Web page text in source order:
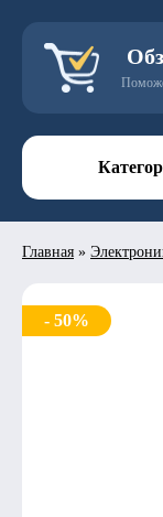
Главная »
- 50%